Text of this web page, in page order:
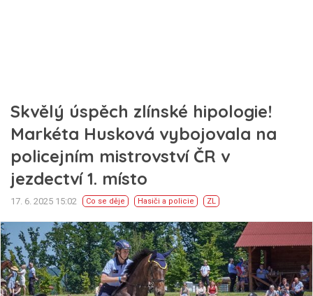
Skvělý úspěch zlínské hipologie!
Markéta Husková vybojovala na
policejním mistrovství ČR v
jezdectví 1. místo
17. 6. 2025 15:02 Co se děje Hasiči a policie ZL